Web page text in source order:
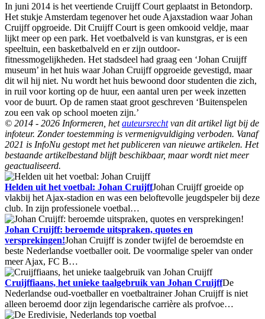
In juni 2014 is het veertiende Cruijff Court geplaatst in Betondorp.
Het stukje Amsterdam tegenover het oude Ajaxstadion waar Johan
Cruijff opgroeide. Dit Cruijff Court is geen omkooid veldje, maar
lijkt meer op een park. Het voetbalveld is van kunstgras, er is een
speeltuin, een basketbalveld en er zijn outdoor-
fitnessmogelijkheden. Het stadsdeel had graag een ‘Johan Cruijff
museum’ in het huis waar Johan Cruijff opgroeide gevestigd, maar
dit wil hij niet. Nu wordt het huis bewoond door studenten die zich,
in ruil voor korting op de huur, een aantal uren per week inzetten
voor de buurt. Op de ramen staat groot geschreven ‘Buitenspelen
zou een vak op school moeten zijn.’
© 2014 - 2026 Informeren, hetauteursrechtvan dit artikel ligt bij de
infoteur. Zonder toestemming is vermenigvuldiging verboden. Vanaf
2021 is InfoNu gestopt met het publiceren van nieuwe artikelen. Het
bestaande artikelbestand blijft beschikbaar, maar wordt niet meer
geactualiseerd.
Helden uit het voetbal: Johan CruijffJohan Cruijff groeide op
vlakbij het Ajax-stadion en was een beloftevolle jeugdspeler bij deze
club. In zijn professionele voetbal…
Johan Cruijff: beroemde uitspraken, quotes en
versprekingen!Johan Cruijff is zonder twijfel de beroemdste en
beste Nederlandse voetballer ooit. De voormalige speler van onder
meer Ajax, FC B…
Cruijffiaans, het unieke taalgebruik van Johan CruijffDe
Nederlandse oud-voetballer en voetbaltrainer Johan Cruijff is niet
alleen beroemd door zijn legendarische carrière als profvoe…